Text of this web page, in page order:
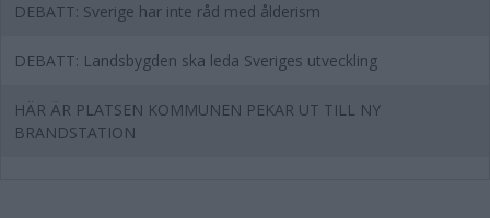
DEBATT: Sverige har inte råd med ålderism
DEBATT: Landsbygden ska leda Sveriges utveckling
HÄR ÄR PLATSEN KOMMUNEN PEKAR UT TILL NY
BRANDSTATION